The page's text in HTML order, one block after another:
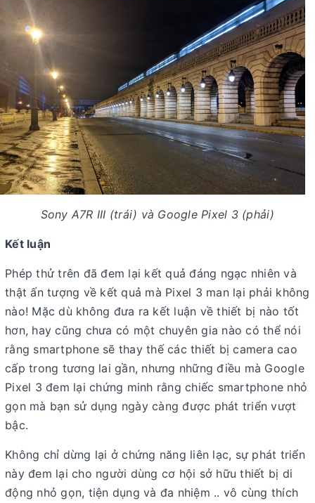
Sony A7R III (trái) và Google Pixel 3 (phải)
Kết luận
Phép thử trên đã đem lại kết quả đáng ngạc nhiên và
thật ấn tượng về kết quả mà Pixel 3 man lại phải không
nào! Mặc dù không đưa ra kết luận về thiết bị nào tốt
hơn, hay cũng chưa có một chuyên gia nào có thể nói
rằng smartphone sẽ thay thế các thiết bị camera cao
cấp trong tương lai gần, nhưng những điều mà Google
Pixel 3 đem lại chứng minh rằng chiếc smartphone nhỏ
gọn mà bạn sử dụng ngày càng được phát triển vượt
bậc.
Không chỉ dừng lại ở chứng năng liên lạc, sự phát triển
này đem lại cho người dùng cơ hội sở hữu thiết bị di
động nhỏ gọn, tiện dụng và đa nhiệm .. vô cùng thích